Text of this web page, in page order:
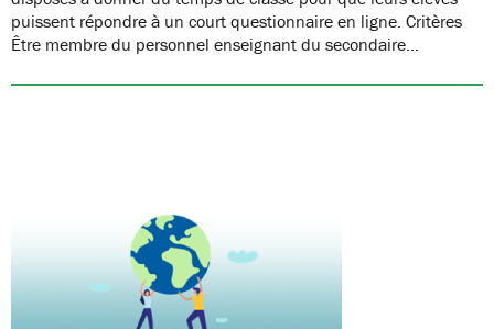
puissent répondre à un court questionnaire en ligne. Critères
Être membre du personnel enseignant du secondaire…